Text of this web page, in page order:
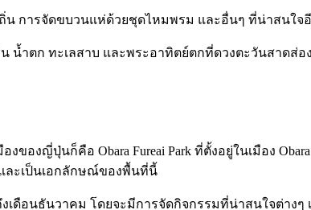
น การจัดขบวนแห่ด้วยชุดไหมพรม และอื่นๆ ที่น่าสนใจ
ำตก ทะเลสาบ และพระอาทิตย์ตกที่ดวงตะวันสาดส่
องญี่ปุ่นก็คือ Obara Fureai Park ที่ตั้งอยู่ในเมือง
ละเป็นเอกลักษณ์ของพื้นที่นี้
งเดือนธันวาคม โดยจะมีการจัดกิจกรรมที่น่าสนใจต่า